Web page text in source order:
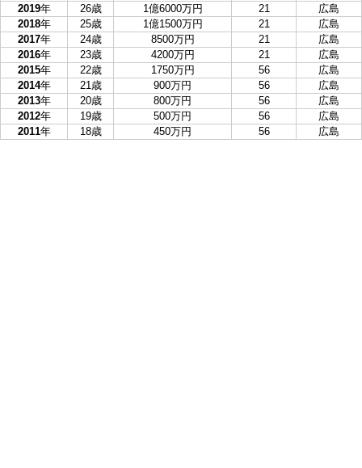
2019年 26歳 1億6000万円 21
広島
2018年 25歳 1億1500万円 21
広島
2017年 24歳 8500万円 21
広島
2016年 23歳 4200万円 21
広島
2015年 22歳 1750万円 56
広島
2014年 21歳 900万円 56
広島
2013年 20歳 800万円 56
広島
2012年 19歳 500万円 56
広島
2011年 18歳 450万円 56 広島